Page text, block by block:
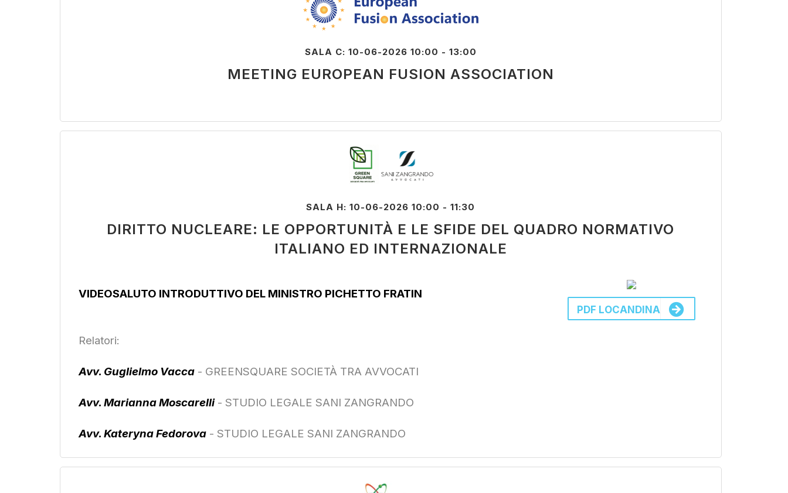
SALA C: 10-06-2026 10:00 - 13:00
MEETING EUROPEAN FUSION ASSOCIATION
SALA H: 10-06-2026 10:00 - 11:30
DIRITTO NUCLEARE: LE OPPORTUNITÀ E LE SFIDE DEL QUADRO NORMATIVO
ITALIANO ED INTERNAZIONALE
VIDEOSALUTO INTRODUTTIVO DEL MINISTRO PICHETTO FRATIN
Relatori:
Avv. Guglielmo Vacca - GREENSQUARE SOCIETÀ TRA AVVOCATI
Avv. Marianna Moscarelli - STUDIO LEGALE SANI ZANGRANDO
Avv. Kateryna Fedorova - STUDIO LEGALE SANI ZANGRANDO
PDF LOCANDINA